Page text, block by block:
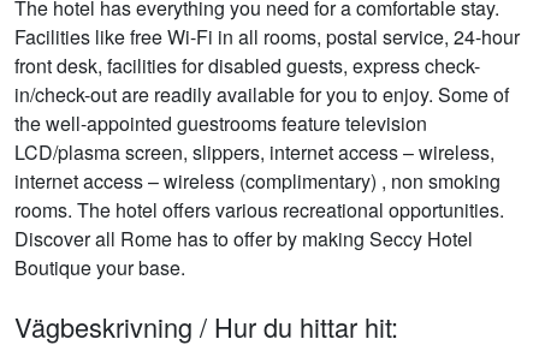
The hotel has everything you need for a comfortable stay.
Facilities like free Wi-Fi in all rooms, postal service, 24-hour
front desk, facilities for disabled guests, express check-
in/check-out are readily available for you to enjoy. Some of
the well-appointed guestrooms feature television
LCD/plasma screen, slippers, internet access – wireless,
internet access – wireless (complimentary) , non smoking
rooms. The hotel offers various recreational opportunities.
Discover all Rome has to offer by making Seccy Hotel
Boutique your base.
Vägbeskrivning / Hur du hittar hit: